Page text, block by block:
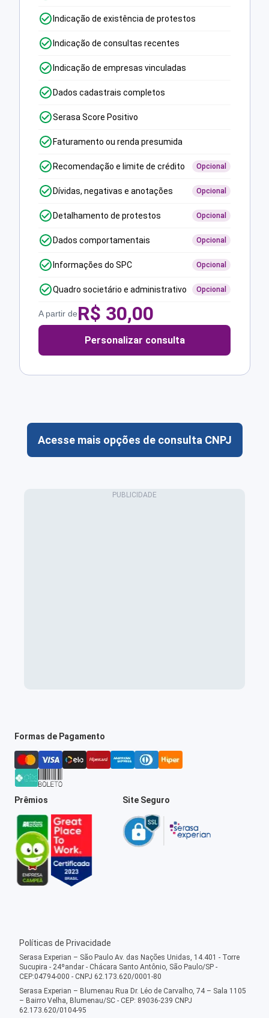
Indicação de existência de protestos
Indicação de consultas recentes
Indicação de empresas vinculadas
Dados cadastrais completos
Serasa Score Positivo
Faturamento ou renda presumida
Recomendação e limite de crédito Opcional
Dívidas, negativas e anotações Opcional
Detalhamento de protestos Opcional
Dados comportamentais Opcional
Informações do SPC Opcional
Quadro societário e administrativo Opcional
A partir deR$ 30,00
Personalizar consulta
Acesse mais opções de consulta CNPJ
Formas de Pagamento
Prêmios Site Seguro
Políticas de Privacidade
Serasa Experian – São Paulo Av. das Nações Unidas, 14.401 - Torre
Sucupira - 24ºandar - Chácara Santo Antônio, São Paulo/SP -
CEP:04794-000 - CNPJ 62.173.620/0001-80
Serasa Experian – Blumenau Rua Dr. Léo de Carvalho, 74 – Sala 1105
– Bairro Velha, Blumenau/SC - CEP: 89036-239 CNPJ
62.173.620/0104-95